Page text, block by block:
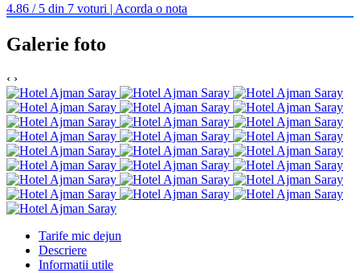
4.86 / 5 din 7 voturi | Acorda o nota
Galerie foto
‹ ›
Tarife mic dejun
Descriere
Informatii utile